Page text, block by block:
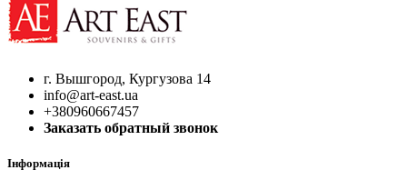
г. Вышгород, Кургузова 14
info@art-east.ua
+380960667457
Заказать обратный звонок
Інформація